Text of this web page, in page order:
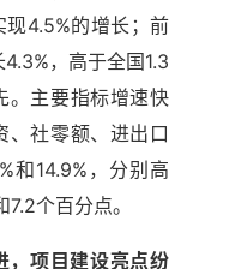
4.5%的增长；前
，高于全国1.3
。主要指标增速快
、社零额、进出口
和14.9%，分别高
个百分点。
，项目建设亮点纷